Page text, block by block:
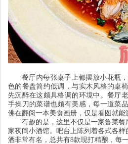
餐厅内每张桌子上都摆放小花瓶
色的餐盘简约低调，与实木风格的桌
先沉醉在这颇具格调的环境中。餐厅
手操刀的菜谱也颇有美感，每一道菜
佛在翻阅一本美食画册，仅是看图就能
有趣的是，这里不仅是一家鲁菜
家夜间小酒馆。吧台上陈列着各式各
酒非常有名，总共有8款现打精酿，每